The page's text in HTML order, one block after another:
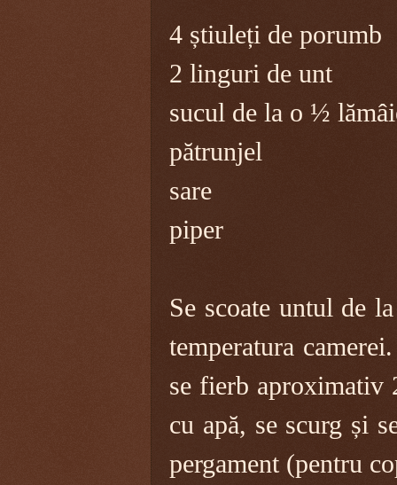
4 știuleți de porumb
2 linguri de unt
sucul de la o ½
pătrunjel
sare
piper
Se scoate untul de
temperatura
se fierb aproximativ
cu apă, se scurg și
pergament (pentru